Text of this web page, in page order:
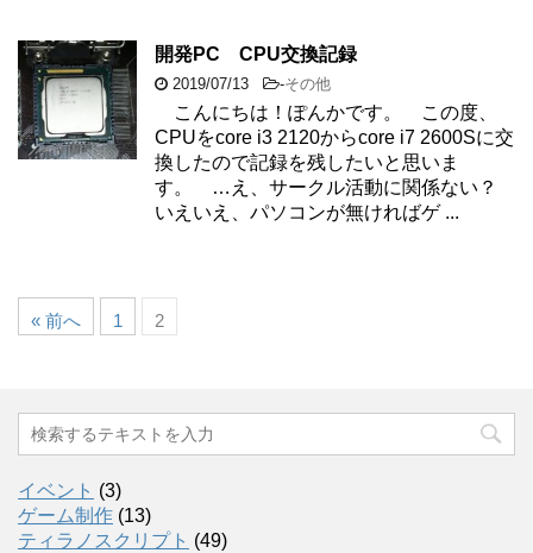
開発PC CPU交換記録
2019/07/13 -その他
こんにちは！ぽんかです。 この度、
CPUをcore i3 2120からcore i7 2600Sに交
換したので記録を残したいと思いま
す。 …え、サークル活動に関係ない？
いえいえ、パソコンが無ければゲ ...
« 前へ 1 2
イベント (3)
ゲーム制作 (13)
ティラノスクリプト (49)